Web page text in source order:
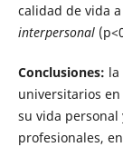
calidad de vida
interpersonal
Conclusiones: la
universitarios en
su vida
profesionales,